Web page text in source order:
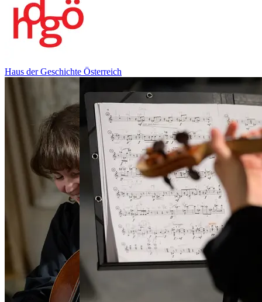
Haus der Geschichte Österreich